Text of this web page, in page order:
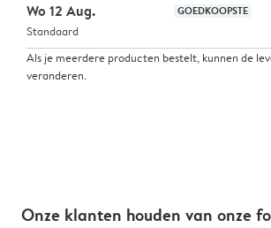
Wo 12 Aug.
GOEDKOOPSTE
Standaard
Als je meerdere producten bestelt, kunnen de
veranderen.
Onze klanten houden van onze